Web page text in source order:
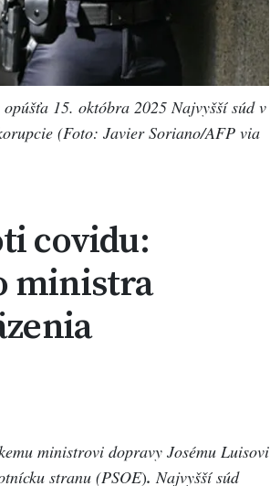
15. októbra 2025 Najvyšší súd v
(Foto: Javier Soriano/AFP via
covidu:
ministra
ministrovi dopravy Josému Luisovi
stranu (PSOE). Najvyšší súd